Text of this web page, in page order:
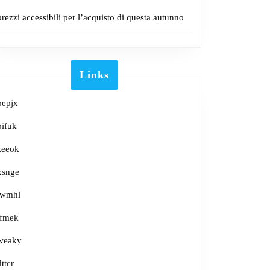
accessibili per l’acquisto di questa autunno
Links